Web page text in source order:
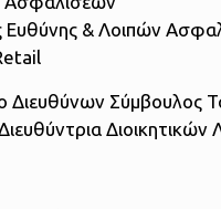
Ευθύνης & Λοιπών
Διευθύνων Σύμβουλος